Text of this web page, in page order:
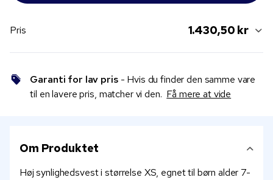
Pris 1.430,50 kr
Garanti for lav pris- Hvis du finder den samme vare
til en lavere pris, matcher vi den. Få mere at vide
Om Produktet
Høj synlighedsvest i størrelse XS, egnet til børn alder 7-